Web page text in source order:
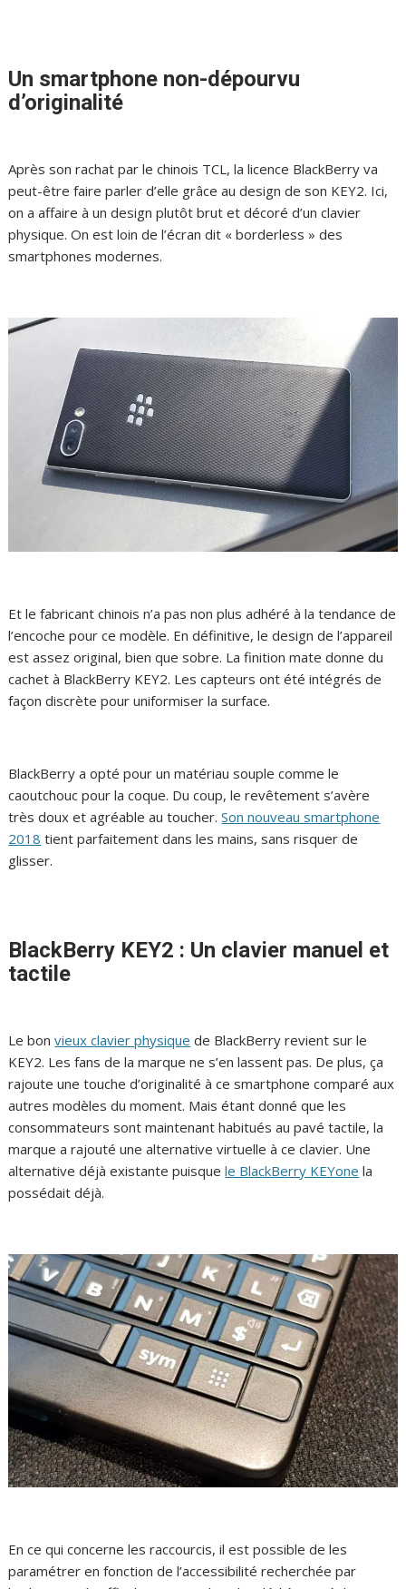
Un smartphone non-dépourvu
d’originalité
Après son rachat par le chinois TCL, la licence BlackBerry va
peut-être faire parler d’elle grâce au design de son KEY2. Ici,
on a affaire à un design plutôt brut et décoré d’un clavier
physique. On est loin de l’écran dit « borderless » des
smartphones modernes.
Et le fabricant chinois n’a pas non plus adhéré à la tendance de
l’encoche pour ce modèle. En définitive, le design de l’appareil
est assez original, bien que sobre. La finition mate donne du
cachet à BlackBerry KEY2. Les capteurs ont été intégrés de
façon discrète pour uniformiser la surface.
BlackBerry a opté pour un matériau souple comme le
caoutchouc pour la coque. Du coup, le revêtement s’avère
très doux et agréable au toucher.Son nouveau smartphone
2018 tient parfaitement dans les mains, sans risquer de
glisser.
BlackBerry KEY2 : Un clavier manuel et
tactile
Le bonvieux clavier physique de BlackBerry revient sur le
KEY2. Les fans de la marque ne s’en lassent pas. De plus, ça
rajoute une touche d’originalité à ce smartphone comparé aux
autres modèles du moment. Mais étant donné que les
consommateurs sont maintenant habitués au pavé tactile, la
marque a rajouté une alternative virtuelle à ce clavier. Une
alternative déjà existante puisquele BlackBerry KEYone la
possédait déjà.
En ce qui concerne les raccourcis, il est possible de les
paramétrer en fonction de l’accessibilité recherchée par